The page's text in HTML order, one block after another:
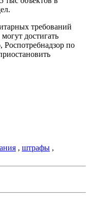
требований
достигать
по
, штрафы ,